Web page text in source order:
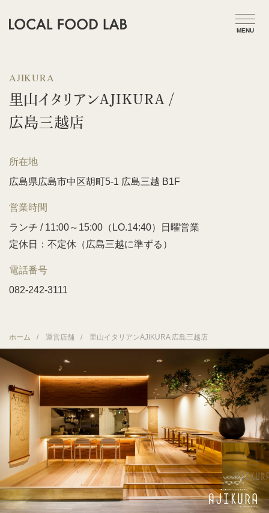
AJIKURA
里山イタリアンAJIKURA /
広島三越店
所在地
広島県広島市中区胡町5-1 広島三越 B1F
営業時間
ランチ / 11:00～15:00（LO.14:40）日曜営業
定休日：不定休（広島三越に準ずる）
電話番号
082-242-3111
ホーム 運営店舗 里山イタリアンAJIKURA 広島三越店